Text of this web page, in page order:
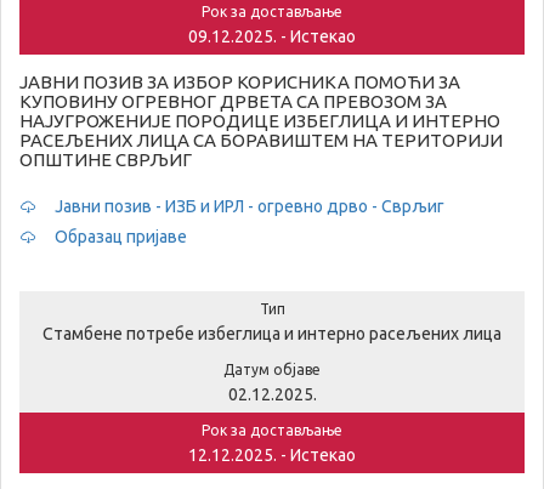
Рок за достављање
09.12.2025. - Истекао
ЈАВНИ ПОЗИВ ЗА ИЗБОР КОРИСНИКА ПОМОЋИ ЗА
КУПОВИНУ ОГРЕВНОГ ДРВЕТА СА ПРЕВОЗОМ ЗА
НАЈУГРОЖЕНИЈЕ ПОРОДИЦЕ ИЗБЕГЛИЦА И ИНТЕРНО
РАСЕЉЕНИХ ЛИЦА СА БОРАВИШТЕМ НА ТЕРИТОРИЈИ
ОПШТИНЕ СВРЉИГ
Јавни позив - ИЗБ и ИРЛ - огревно дрво - Сврљиг
Образац пријаве
Тип
Стамбене потребе избеглица и интерно расељених лица
Датум објаве
02.12.2025.
Рок за достављање
12.12.2025. - Истекао